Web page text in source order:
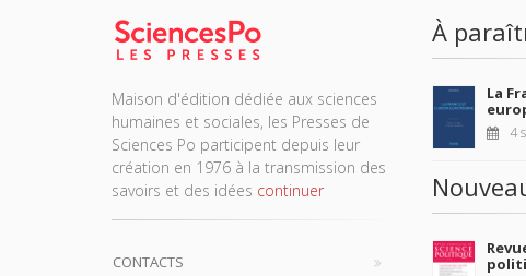
Maison d'édition dédiée aux sciences
humaines et sociales, les Presses de
Sciences Po participent depuis leur
création en 1976 à la transmission des
savoirs et des idées continuer
CONTACTS
À
La
4